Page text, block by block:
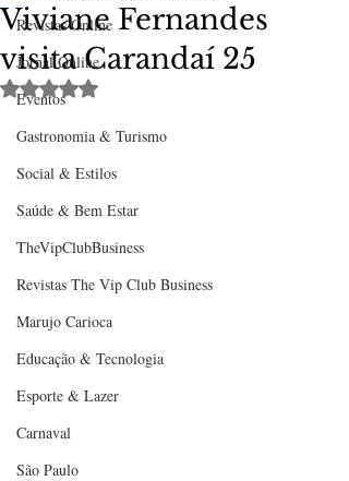
Revistas Online
Jornal Online
Eventos
Gastronomia & Turismo
Social & Estilos
Saúde & Bem Estar
TheVipClubBusiness
Revistas The Vip Club Business
Marujo Carioca
Educação & Tecnologia
Esporte & Lazer
Carnaval
São Paulo
Viviane Fernandes
visita Carandaí 25
Avaliado com NaN de 5 estrelas.